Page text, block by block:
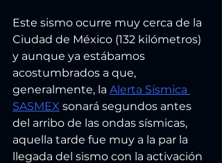
Este sismo ocurre muy cerca de la
Ciudad de México (132 kilómetros)
y aunque ya estábamos
acostumbrados a que,
generalmente, la Alerta Sísmica
SASMEX sonará segundos antes
del arribo de las ondas sísmicas,
aquella tarde fue muy a la par la
llegada del sismo con la activación